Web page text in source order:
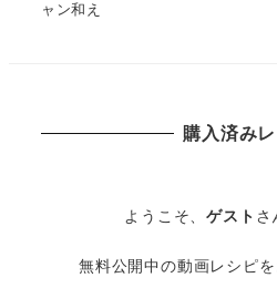
ャン和え
購入済み
ようこそ、ゲスト さ
無料公開中の動画レシピ